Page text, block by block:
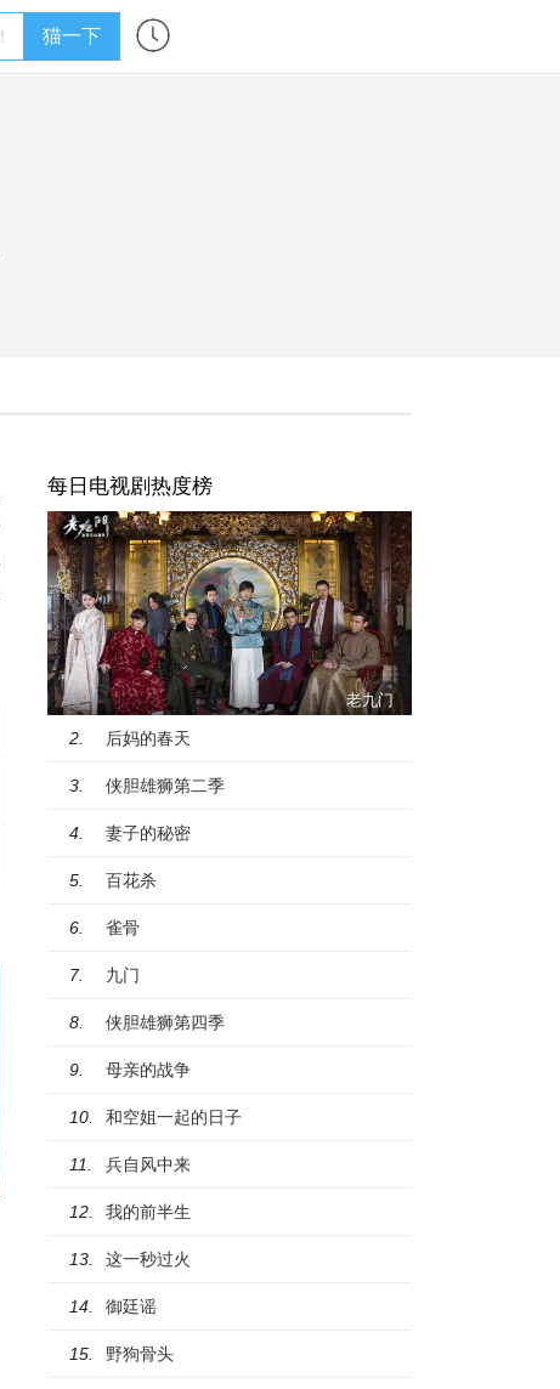
猫一下
每日电视剧热度榜
老九门
2.
后妈的春天
3. 侠胆雄狮第二季
4. 妻子的秘密
5. 百花杀
6. 雀骨
7. 九门
8. 侠胆雄狮第四季
9. 母亲的战争
10. 和空姐一起的日子
11. 兵自风中来
12. 我的前半生
13. 这一秒过火
14. 御廷谣
15. 野狗骨头